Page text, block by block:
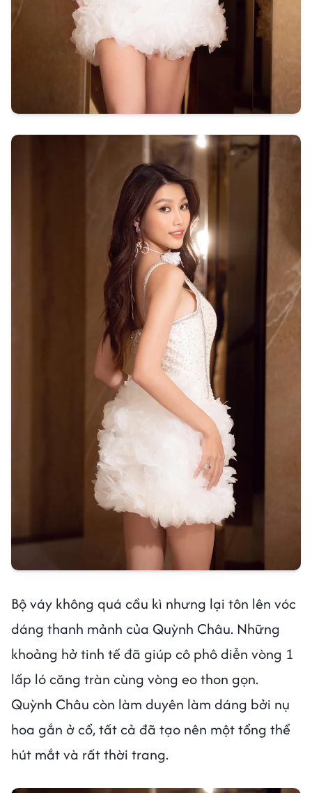
Bộ váy không quá cầu kì nhưng lại tôn lên vóc
dáng thanh mảnh của Quỳnh Châu. Những
khoảng hở tinh tế đã giúp cô phô diễn vòng 1
lấp ló căng tràn cùng vòng eo thon gọn.
Quỳnh Châu còn làm duyên làm dáng bởi nụ
hoa gắn ở cổ, tất cả đã tạo nên một tổng thể
hút mắt và rất thời trang.